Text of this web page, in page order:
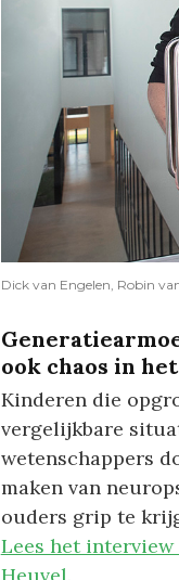
Dick van Engelen, Robin
ook chaos in het
Kinderen die
vergelijkbare
wetenschappers
maken van
ouders grip te
Lees het interview